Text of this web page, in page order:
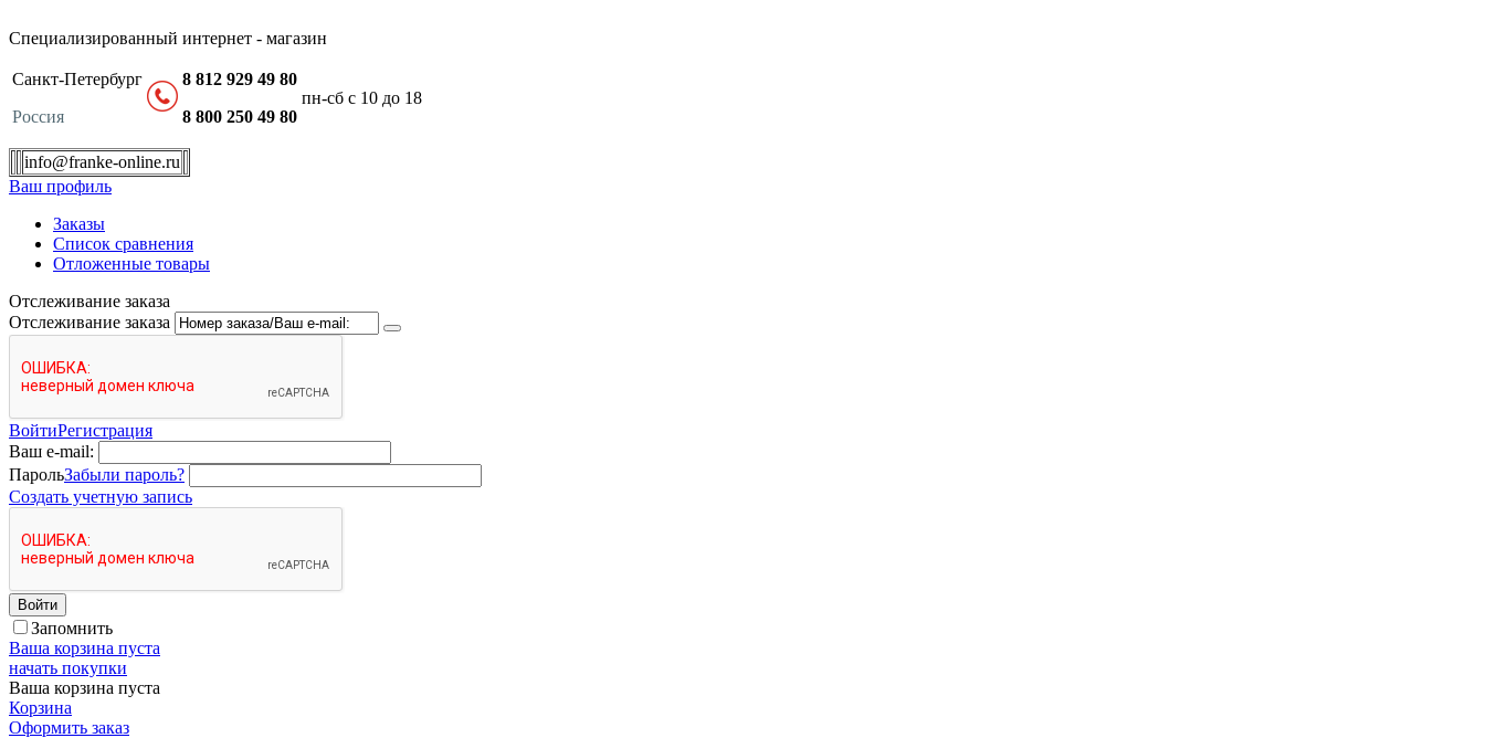
Специализированный интернет - магазин
Санкт-Петербург
Россия
8 812 929 49 80
8 800 250 49 80
пн-сб с 10 до 18
info@franke-online.ru
Ваш профиль
Заказы
Список сравнения
Отложенные товары
Отслеживание заказа
Отслеживание заказа
ВойтиРегистрация
Ваш e-mail:
ПарольЗабыли пароль?
Создать учетную запись
Войти
Запомнить
Ваша корзина пуста
начать покупки
Ваша корзина пуста
Корзина
Оформить заказ